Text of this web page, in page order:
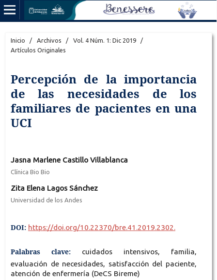
Inicio / Archivos / Vol. 4 Núm. 1: Dic 2019
/
Artículos Originales
Percepción de la importancia
de las necesidades de los
familiares de pacientes en una
UCI
Jasna Marlene Castillo Villablanca
Clínica Bio Bio
Zita Elena Lagos Sánchez
Universidad de los Andes
DOI: https://doi.org/10.22370/bre.41.2019.2302.
Palabras clave:
cuidados intensivos, familia,
evaluación de necesidades, satisfacción del paciente,
atención de enfermería (DeCS Bireme)